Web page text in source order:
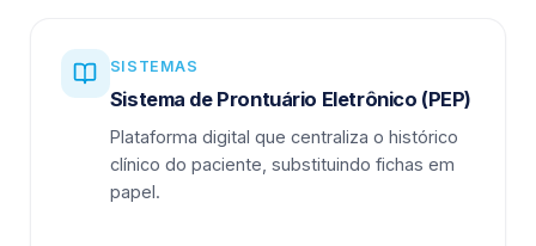
SISTEMAS
Sistema de Prontuário Eletrônico (PEP)
Plataforma digital que centraliza o histórico
clínico do paciente, substituindo fichas em
papel.